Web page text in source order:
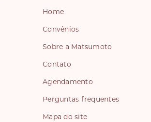
Home
Convênios
Sobre a Matsumoto
Contato
Agendamento
Perguntas frequentes
Mapa do site